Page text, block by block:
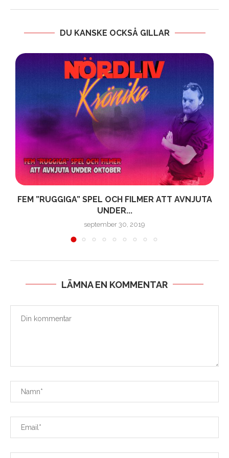
DU KANSKE OCKSÅ GILLAR
FEM ”RUGGIGA” SPEL OCH FILMER ATT AVNJUTA
UNDER...
september 30, 2019
LÄMNA EN KOMMENTAR